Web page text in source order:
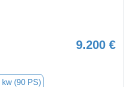
9.200 €
kw (90 PS)